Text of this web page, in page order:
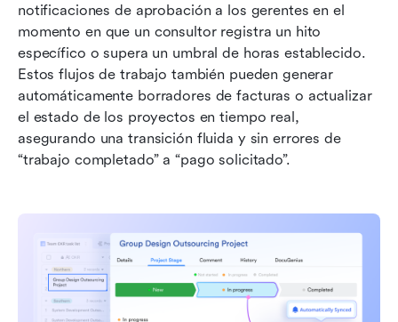
notificaciones de aprobación a los gerentes en el
momento en que un consultor registra un hito
específico o supera un umbral de horas establecido.
Estos flujos de trabajo también pueden generar
automáticamente borradores de facturas o actualizar
el estado de los proyectos en tiempo real,
asegurando una transición fluida y sin errores de
“trabajo completado” a “pago solicitado”.